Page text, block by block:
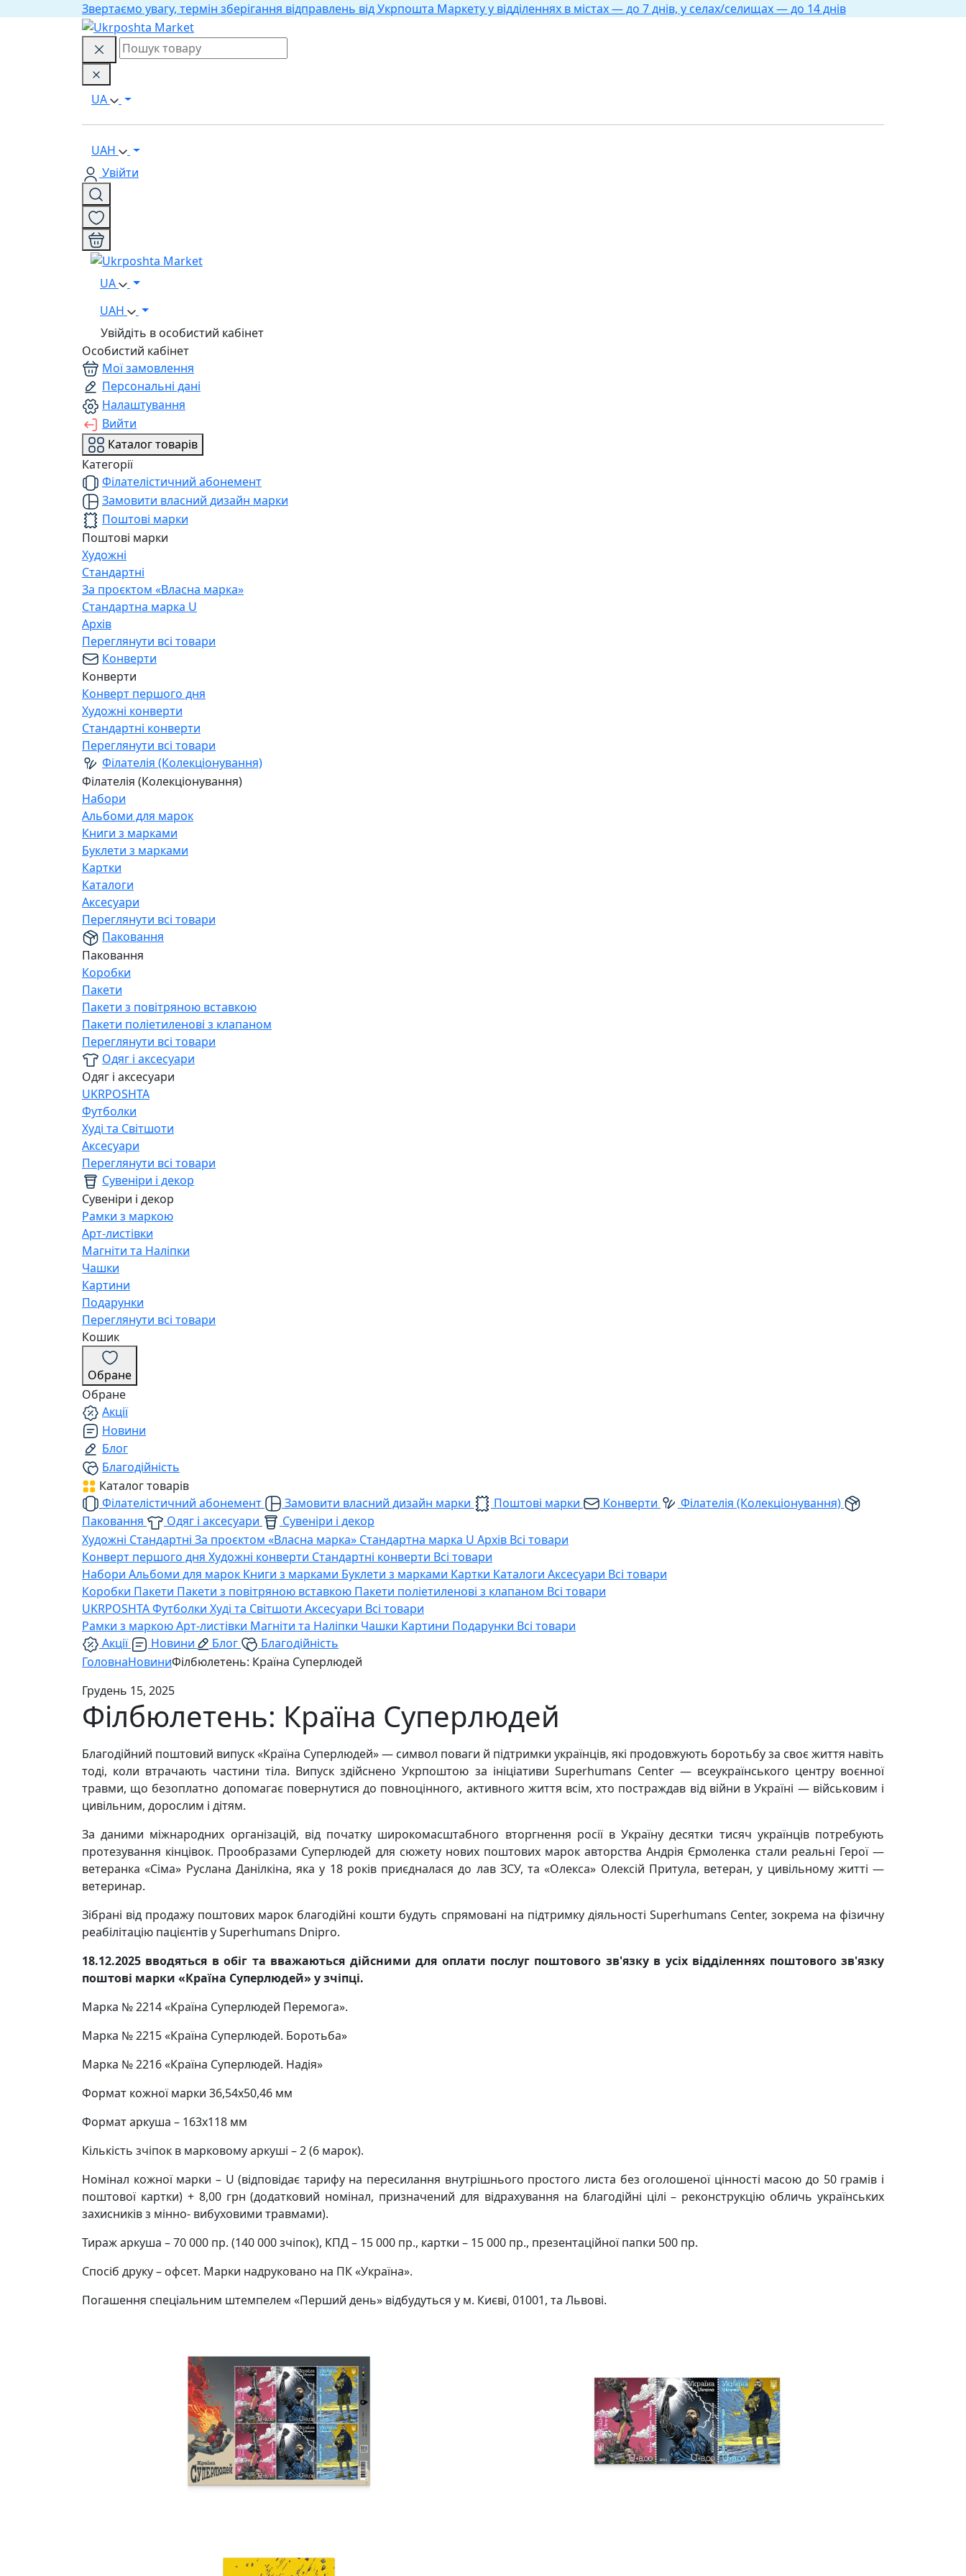
Звертаємо увагу, термін зберігання відправлень від Укрпошта Маркету у відділеннях в містах — до 7 днів, у селах/селищах — до 14 днів
UA
UAH
Увійти
UA
UAH
Увійдіть в особистий кабінет
Особистий кабінет
Мої замовлення
Персональні дані
Налаштування
Вийти
Каталог товарів
Категорії
Філателістичний абонемент
Замовити власний дизайн марки
Поштові марки
Поштові марки
Художні
Стандартні
За проєктом «Власна марка»
Стандартна марка U
Архів
Переглянути всі товари
Конверти
Конверти
Конверт першого дня
Художні конверти
Стандартні конверти
Переглянути всі товари
Філателія (Колекціонування)
Філателія (Колекціонування)
Набори
Альбоми для марок
Книги з марками
Буклети з марками
Картки
Каталоги
Аксесуари
Переглянути всі товари
Паковання
Паковання
Коробки
Пакети
Пакети з повітряною вставкою
Пакети поліетиленові з клапаном
Переглянути всі товари
Одяг і аксесуари
Одяг і аксесуари
UKRPOSHTA
Футболки
Худі та Світшоти
Аксесуари
Переглянути всі товари
Сувеніри і декор
Сувеніри і декор
Рамки з маркою
Арт-листівки
Магніти та Наліпки
Чашки
Картини
Подарунки
Переглянути всі товари
Кошик
Обране
Обране
Акції
Новини
Блог
Благодійність
Каталог товарів
Філателістичний абонемент
Замовити власний дизайн марки Поштові марки Конверти
Філателія (Колекціонування)
Паковання
Одяг і аксесуари
Сувеніри і декор
Художні Стандартні За проєктом «Власна марка» Стандартна марка U Архів Всі товари
Конверт першого дня Художні конверти Стандартні конверти Всі товари
Набори Альбоми для марок Книги з марками Буклети з марками Картки Каталоги Аксесуари Всі товари
Коробки Пакети Пакети з повітряною вставкою Пакети поліетиленові з клапаном Всі товари
UKRPOSHTAФутболки Худі та Світшоти Аксесуари Всі товари
Рамки з маркоюАрт-листівки Магніти та Наліпки Чашки Картини Подарунки Всі товари
Акції
Новини Блог
Благодійність
ГоловнаНовиниФілбюлетень: Країна Суперлюдей
Грудень 15, 2025
Філбюлетень: Країна Суперлюдей
Благодійний поштовий випуск «Країна Суперлюдей» — символ поваги й підтримки українців, які продовжують боротьбу за своє життя навіть
тоді, коли втрачають частини тіла. Випуск здійснено Укрпоштою за ініціативи Superhumans Center — всеукраїнського центру воєнної
травми, що безоплатно допомагає повернутися до повноцінного, активного життя всім, хто постраждав від війни в Україні — військовим і
цивільним, дорослим і дітям.
За даними міжнародних організацій, від початку широкомасштабного вторгнення росії в Україну десятки тисяч українців потребують
протезування кінцівок. Прообразами Суперлюдей для сюжету нових поштових марок авторства Андрія Єрмоленка стали реальні Герої —
ветеранка «Сіма» Руслана Данілкіна, яка у 18 років приєдналася до лав ЗСУ, та «Олекса» Олексій Притула, ветеран, у цивільному житті —
ветеринар.
Зібрані від продажу поштових марок благодійні кошти будуть спрямовані на підтримку діяльності Superhumans Center, зокрема на фізичну
реабілітацію пацієнтів у Superhumans Dnipro.
18.12.2025 вводяться в обіг та вважаються дійсними для оплати послуг поштового зв'язку в усіх відділеннях поштового зв'язку
поштові марки «Країна Суперлюдей» у зчіпці.
Марка № 2214 «Країна Суперлюдей Перемога».
Марка № 2215 «Країна Суперлюдей. Боротьба»
Марка № 2216 «Країна Суперлюдей. Надія»
Формат кожної марки 36,54х50,46 мм
Формат аркуша – 163х118 мм
Кількість зчіпок в марковому аркуші – 2 (6 марок).
Номінал кожної марки – U (відповідає тарифу на пересилання внутрішнього простого листа без оголошеної цінності масою до 50 грамів і
поштової картки) + 8,00 грн (додатковий номінал, призначений для відрахування на благодійні цілі – реконструкцію обличь українських
захисників з мінно- вибуховими травмами).
Тираж аркуша – 70 000 пр. (140 000 зчіпок), КПД – 15 000 пр., картки – 15 000 пр., презентаційної папки 500 пр.
Спосіб друку – офсет. Марки надруковано на ПК «Україна».
Погашення спеціальним штемпелем «Перший день» відбудуться у м. Києві, 01001, та Львові.